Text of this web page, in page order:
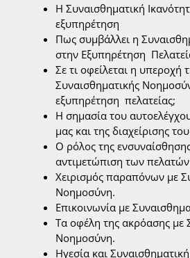
Η Συναισθηματική
εξυπηρέτηση
Πως συμβάλλει η
στην Εξυπηρέτηση
Σε τι οφείλεται η υπεροχή
Συναισθηματικής
εξυπηρέτηση πελατείας;
Η σημασία του
μας και της διαχείρισης
Ο ρόλος της
αντιμετώπιση των
Χειρισμός παραπόνων με
Νοημοσύνη.
Επικοινωνία με
Τα οφέλη της ακρόασης με
Νοημοσύνη.
Ηγεσία και